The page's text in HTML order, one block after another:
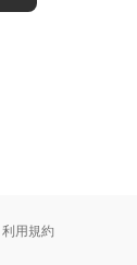
利用規約